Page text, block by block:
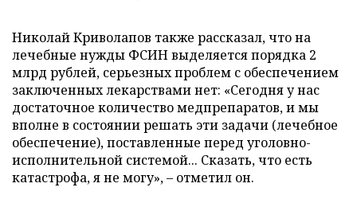
Николай Криволапов также рассказал, что на
лечебные нужды ФСИН выделяется порядка 2
млрд рублей, серьезных проблем с обеспечением
заключенных лекарствами нет: «Сегодня у нас
достаточное количество медпрепаратов, и мы
вполне в состоянии решать эти задачи (лечебное
обеспечение), поставленные перед уголовно-
исполнительной системой... Сказать, что есть
катастрофа, я не могу», – отметил он.